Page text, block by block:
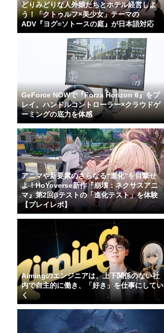
どりみどりな人外娘たちとホテル経営しよ
う！「クトゥルフ×美少女」テーマの
ADV『ヨグ=ソトースの庭』が日本語対応
GeForce NOWで『Forza Horizon 6』をプ
レイ。ハンドルコントローラー×クラウドゲ
ーミングの底力を体感
アニマや新要素のさらなる“進化”を目撃せ
よ！HoYoverse新作『崩壊：ネクサスアニ
マ』第2回βテストの「進化テスト」を体験
【プレイレポ】
Aimingのエンジニアは、上下関係のない社
内で自主的に働き、「好き」を仕事にしてい
く